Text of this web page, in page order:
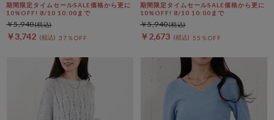
期間限定タイムセールSALE価格から更に
10%OFF! 8/10 10:00まで
￥3,742 37％OFF
￥5,940
期間限定タイムセールSALE価格から更に
10%OFF! 8/10 10:00まで
￥2,673 55％OFF
￥5,940